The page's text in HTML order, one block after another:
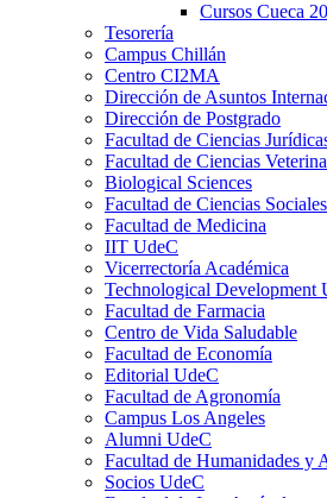
Cursos Cueca
Tesorería
Campus Chillán
Centro CI2MA
Dirección de Asuntos
Dirección de Postgrado
Facultad de Ciencias
Facultad de Ciencias
Biological Sciences
Facultad de Ciencias Sociales
Facultad de Medicina
IIT UdeC
Vicerrectoría Académica
Technological Development
Facultad de Farmacia
Centro de Vida Saludable
Facultad de Economía
Editorial UdeC
Facultad de Agronomía
Campus Los Angeles
Alumni UdeC
Facultad de Humanidades y
Socios UdeC